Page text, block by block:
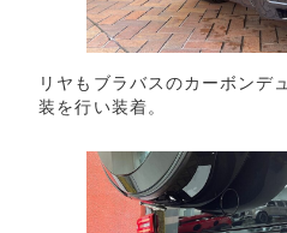
リヤもブラバスのカーボンデ
装を行い装着。